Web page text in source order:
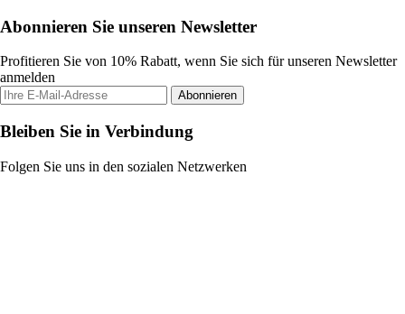
Abonnieren Sie unseren Newsletter
Profitieren Sie von 10% Rabatt, wenn Sie sich für unseren Newsletter
anmelden
Abonnieren
Bleiben Sie in Verbindung
Folgen Sie uns in den sozialen Netzwerken